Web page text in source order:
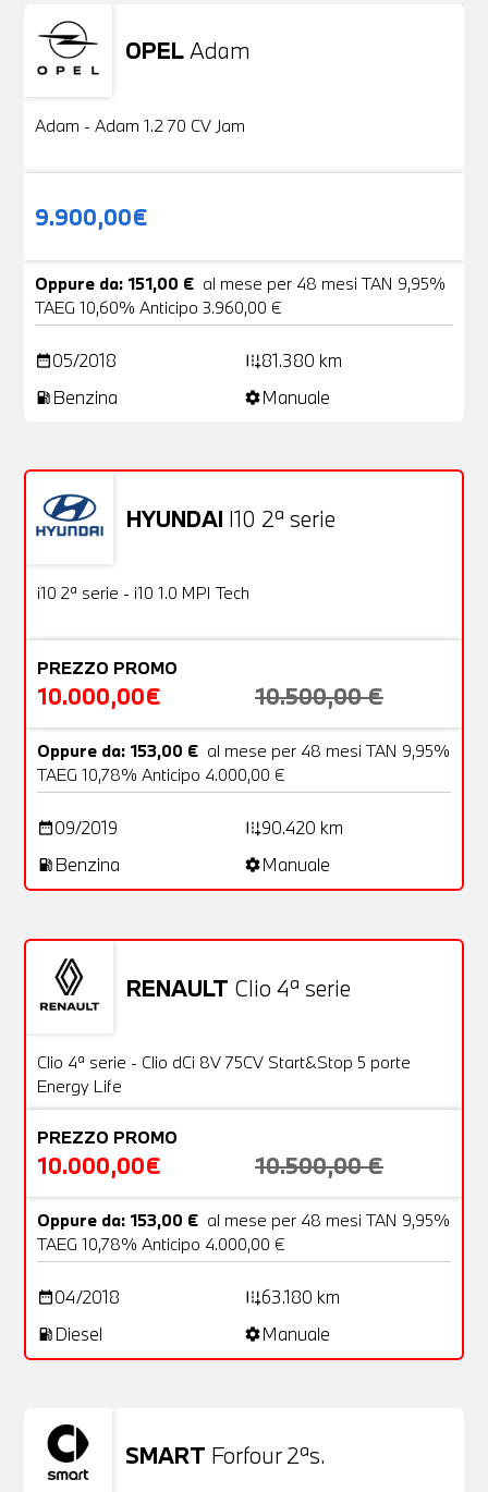
OPELAdam
Usato
Adam - Adam 1.2 70 CV Jam
9.900,00€
Oppure da: 151,00 € al mese per 48 mesi TAN 9,95%
TAEG 10,60% Anticipo 3.960,00 €
date_range05/2018 add_road81.380 km
local_gas_station Benzina settingsManuale
HYUNDAI I10 2ª serie
OFFERTA
Usato
i10 2ª serie - i10 1.0 MPI Tech
PREZZO PROMO
10.000,00€ 10.500,00 €
Oppure da: 153,00 € al mese per 48 mesi TAN 9,95%
TAEG 10,78% Anticipo 4.000,00 €
date_range09/2019 add_road90.420 km
local_gas_station Benzina settingsManuale
RENAULT Clio 4ª serie
OFFERTA
Usato
Clio 4ª serie - Clio dCi 8V 75CV Start&Stop 5 porte
Energy Life
PREZZO PROMO
10.000,00€ 10.500,00 €
Oppure da: 153,00 € al mese per 48 mesi TAN 9,95%
TAEG 10,78% Anticipo 4.000,00 €
date_range04/2018 add_road63.180 km
local_gas_station Diesel settingsManuale
SMART Forfour 2ªs.
Usato